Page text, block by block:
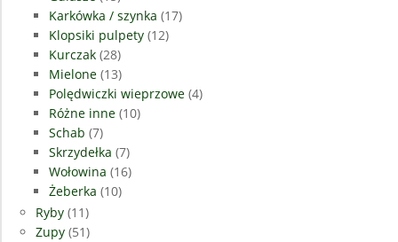
Karkówka / szynka (17)
Klopsiki pulpety (12)
Kurczak (28)
Mielone (13)
Polędwiczki wieprzowe (4)
Różne inne (10)
Schab (7)
Skrzydełka (7)
Wołowina (16)
Żeberka (10)
Ryby (11)
Zupy (51)